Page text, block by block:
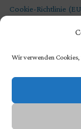
Wir verwenden Cookies,
Cookie-Richtlinie